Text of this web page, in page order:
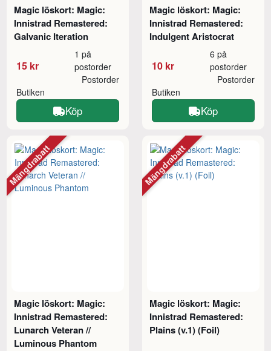
Magic löskort: Magic:
Innistrad Remastered:
Galvanic Iteration
15 kr
1 på
postorder
Butiken
Postorder
Köp
Magic löskort: Magic:
Innistrad Remastered:
Indulgent Aristocrat
10 kr
6 på
postorder
Butiken
Postorder
Köp
Magic löskort: Magic:
Innistrad Remastered:
Lunarch Veteran //
Luminous Phantom
Mängdrabatt
Magic löskort: Magic:
Innistrad Remastered:
Plains (v.1) (Foil)
Mängdrabatt